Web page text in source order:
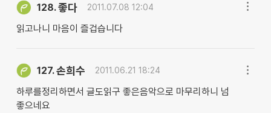
128.좋다 2011.07.08 12:04
읽고나니 마음이 즐겁습니다
127.손희수 2011.06.21 18:24
하루를정리하면서 글도읽구 좋은음악으로 마무리하니 넘
좋으네요